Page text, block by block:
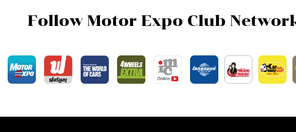
Follow Motor Expo Club